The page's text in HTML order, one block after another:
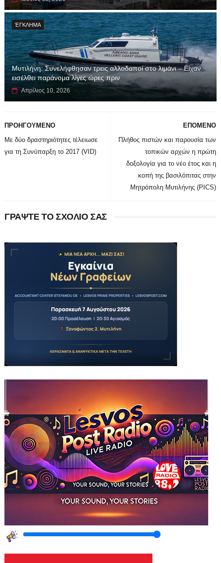
ΈΓΚΛΗΜΑ
Μυτιλήνη: Συνελήφθησαν τρεις αλλοδαποί στο λιμάνι – Είχαν
εισέλθει παράνομα λίγες ώρες πριν
Απρίλιος 10, 2026
ΕΠΟΜΕΝΟ
Πλήθος πιστών και παρουσία των
τοπικών αρχών η πρώτη
δοξολογία για το νέο έτος και η
κοπή της βασιλόπιτας στην
Μητρόπολη Μυτιλήνης (PICS)
ΠΡΟΗΓΟΥΜΕΝΟ
Με δύο δραστηριότητες τέλειωσε
για τη Συνύπαρξη το 2017 (VID)
ΓΡΑΨΤΕ ΤΟ ΣΧΟΛΙΟ ΣΑΣ